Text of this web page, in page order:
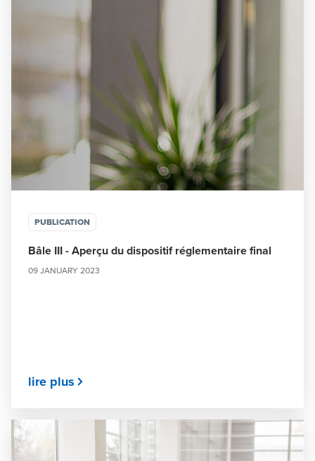
PUBLICATION
Bâle III - Aperçu du dispositif réglementaire final
09 JANUARY 2023
lire plus